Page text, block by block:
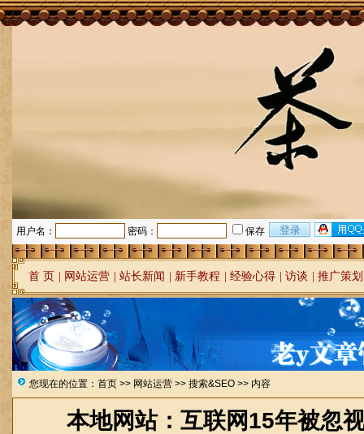
用户名： 密码： 保存
首 页 网站运营 站长新闻 新手教程 经验心得 访谈 推广策划
您现在的位置： 首页 >> 网站运营 >> 搜索&SEO >> 内容
本地网站：互联网15年被忽